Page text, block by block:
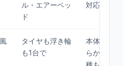
ル・エアーベッ
ド
対応のこ
タイヤも浮き輪
も1台で
本体が大
らかが妥
種も